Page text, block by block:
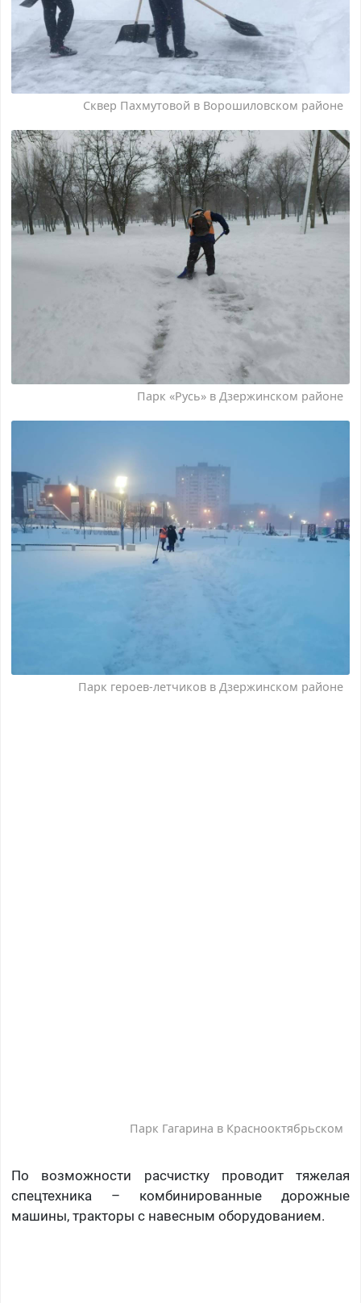
Сквер Пахмутовой в Ворошиловском районе
Парк «Русь» в Дзержинском районе
Парк героев-летчиков в Дзержинском районе
Парк Гагарина в Краснооктябрьском
По возможности расчистку проводит тяжелая
спецтехника – комбинированные дорожные
машины, тракторы с навесным оборудованием.